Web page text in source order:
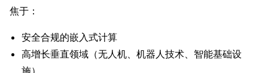
焦于：
安全合规的嵌入式计算
高增长垂直领域（无人机、机器人技术、智能基础设